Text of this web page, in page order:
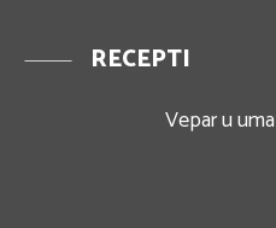
RECEPTI
Vepar u